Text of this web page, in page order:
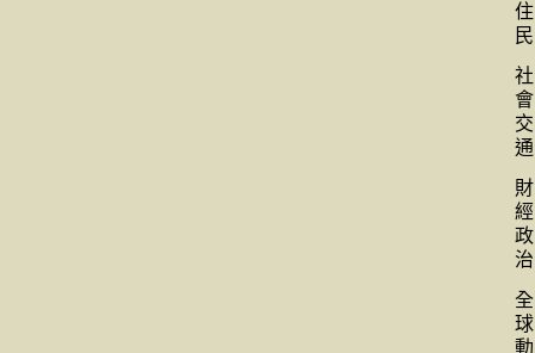
住
民
社
會
交
通
財
經
政
治
全
球
動